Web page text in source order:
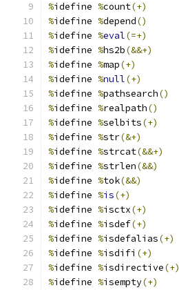
%idefine %count(+)
%idefine %depend()
%idefine %eval(=+)
%idefine %hs2b(&&+)
%idefine %map(+)
%idefine %null(+)
%idefine %pathsearch()
%idefine %realpath()
%idefine %selbits(+)
%idefine %str(&+)
%idefine %strcat(&&+)
%idefine %strlen(&&)
%idefine %tok(&&)
%idefine %is(+)
%idefine %isctx(+)
%idefine %isdef(+)
%idefine %isdefalias(+)
%idefine %isdifi (+)
%idefine %isdirective(+)
%idefine %isempty(+)